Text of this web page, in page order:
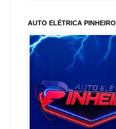
AUTO ELÉTRICA PINHEIRO